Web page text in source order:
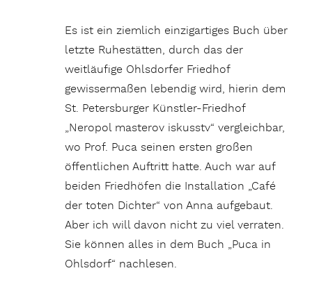
Es ist ein ziemlich einzigartiges Buch über
letzte Ruhestätten, durch das der
weitläufige Ohlsdorfer Friedhof
gewissermaßen lebendig wird, hierin dem
St. Petersburger Künstler-Friedhof
„Neropol masterov iskusstv“ vergleichbar,
wo Prof. Puca seinen ersten großen
öffentlichen Auftritt hatte. Auch war auf
beiden Friedhöfen die Installation „Café
der toten Dichter“ von Anna aufgebaut.
Aber ich will davon nicht zu viel verraten.
Sie können alles in dem Buch „Puca in
Ohlsdorf“ nachlesen.